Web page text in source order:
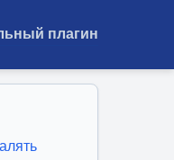
плагин